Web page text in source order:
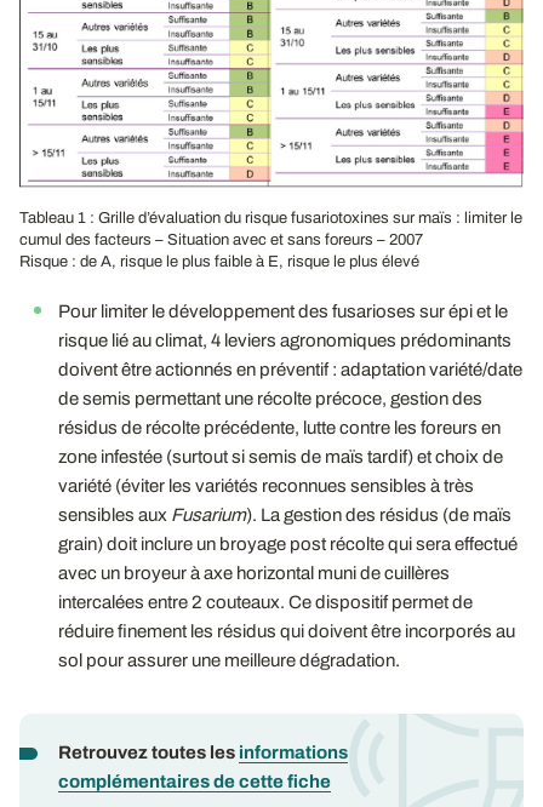
Tableau 1 : Grille d’évaluation du risque fusariotoxines sur maïs : limiter le
cumul des facteurs – Situation avec et sans foreurs – 2007
Risque : de A, risque le plus faible à E, risque le plus élevé
Pour limiter le développement des fusarioses sur épi et le
risque lié au climat, 4 leviers agronomiques prédominants
doivent être actionnés en préventif : adaptation variété/date
de semis permettant une récolte précoce, gestion des
résidus de récolte précédente, lutte contre les foreurs en
zone infestée (surtout si semis de maïs tardif) et choix de
variété (éviter les variétés reconnues sensibles à très
sensibles aux Fusarium). La gestion des résidus (de maïs
grain) doit inclure un broyage post récolte qui sera effectué
avec un broyeur à axe horizontal muni de cuillères
intercalées entre 2 couteaux. Ce dispositif permet de
réduire finement les résidus qui doivent être incorporés au
sol pour assurer une meilleure dégradation.
Retrouvez toutes les informations
complémentaires de cette fiche